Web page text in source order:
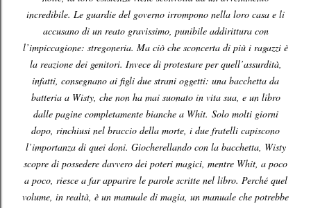
incredibile. Le guardie del governo irrompono nella loro casa e li
accusano di un reato gravissimo, punibile addirittura con
l’impiccagione: stregoneria. Ma ciò che sconcerta di più i ragazzi è
la reazione dei genitori. Invece di protestare per quell’assurdità,
infatti, consegnano ai figli due strani oggetti: una bacchetta da
batteria a Wisty, che non ha mai suonato in vita sua, e un libro
dalle pagine completamente bianche a Whit. Solo molti giorni
dopo, rinchiusi nel braccio della morte, i due fratelli capiscono
l’importanza di quei doni. Giocherellando con la bacchetta, Wisty
scopre di possedere davvero dei poteri magici, mentre Whit, a poco
a poco, riesce a far apparire le parole scritte nel libro. Perché quel
volume, in realtà, è un manuale di magia, un manuale che potrebbe